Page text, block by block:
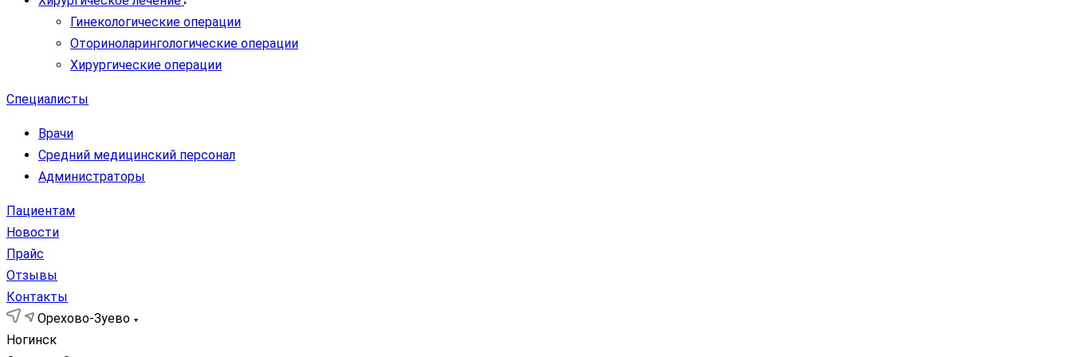
Гинекологические операции
Оториноларингологические операции
Хирургические операции
Специалисты
Врачи
Средний медицинский персонал
Администраторы
Пациентам
Новости
Прайс
Отзывы
Контакты
Орехово-Зуево
Ногинск